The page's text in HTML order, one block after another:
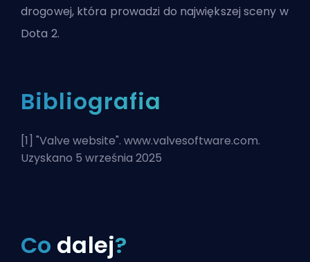
drogowej, która prowadzi do największej sceny w
Dota 2.
Bibliografia
[1] "Valve website". www.valvesoftware.com.
Uzyskano 5 września 2025
Co dalej?